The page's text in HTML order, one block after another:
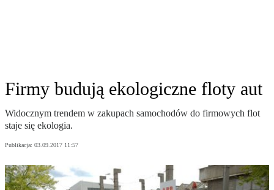
Firmy budują ekologiczne floty aut
Widocznym trendem w zakupach samochodów do firmowych flot
staje się ekologia.
Publikacja: 03.09.2017 11:57